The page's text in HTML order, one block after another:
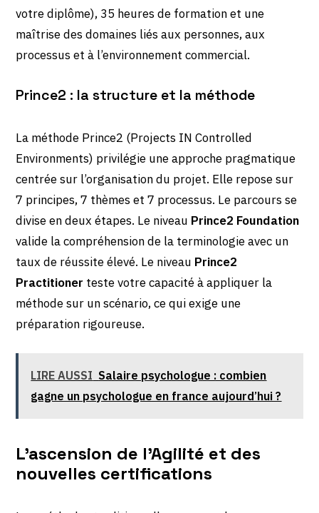
votre diplôme), 35 heures de formation et une
maîtrise des domaines liés aux personnes, aux
processus et à l’environnement commercial.
Prince2 : la structure et la méthode
La méthode Prince2 (Projects IN Controlled
Environments) privilégie une approche pragmatique
centrée sur l’organisation du projet. Elle repose sur
7 principes, 7 thèmes et 7 processus. Le parcours se
divise en deux étapes. Le niveau Prince2 Foundation
valide la compréhension de la terminologie avec un
taux de réussite élevé. Le niveau Prince2
Practitioner teste votre capacité à appliquer la
méthode sur un scénario, ce qui exige une
préparation rigoureuse.
LIRE AUSSI Salaire psychologue : combien
gagne un psychologue en france aujourd’hui ?
L’ascension de l’Agilité et des
nouvelles certifications